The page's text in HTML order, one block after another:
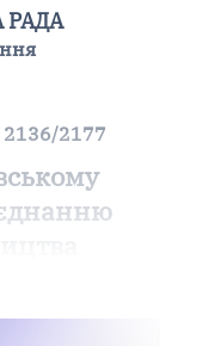
РАДА
2136/2177